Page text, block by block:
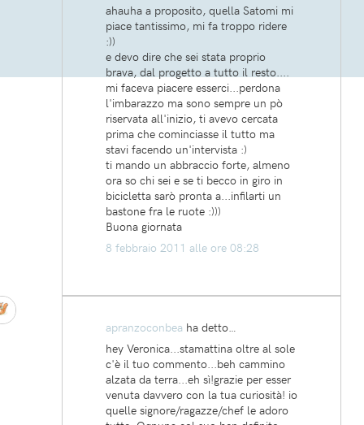
ahauha a proposito, quella Satomi mi
piace tantissimo, mi fa troppo ridere
:))
e devo dire che sei stata proprio
brava, dal progetto a tutto il resto....
mi faceva piacere esserci...perdona
l'imbarazzo ma sono sempre un pò
riservata all'inizio, ti avevo cercata
prima che cominciasse il tutto ma
stavi facendo un'intervista :)
ti mando un abbraccio forte, almeno
ora so chi sei e se ti becco in giro in
bicicletta sarò pronta a...infilarti un
bastone fra le ruote :)))
Buona giornata
8 febbraio 2011 alle ore 08:28
apranzoconbea ha detto…
hey Veronica...stamattina oltre al sole
c'è il tuo commento...beh cammino
alzata da terra...eh sì!grazie per esser
venuta davvero con la tua curiosità! io
quelle signore/ragazze/chef le adoro